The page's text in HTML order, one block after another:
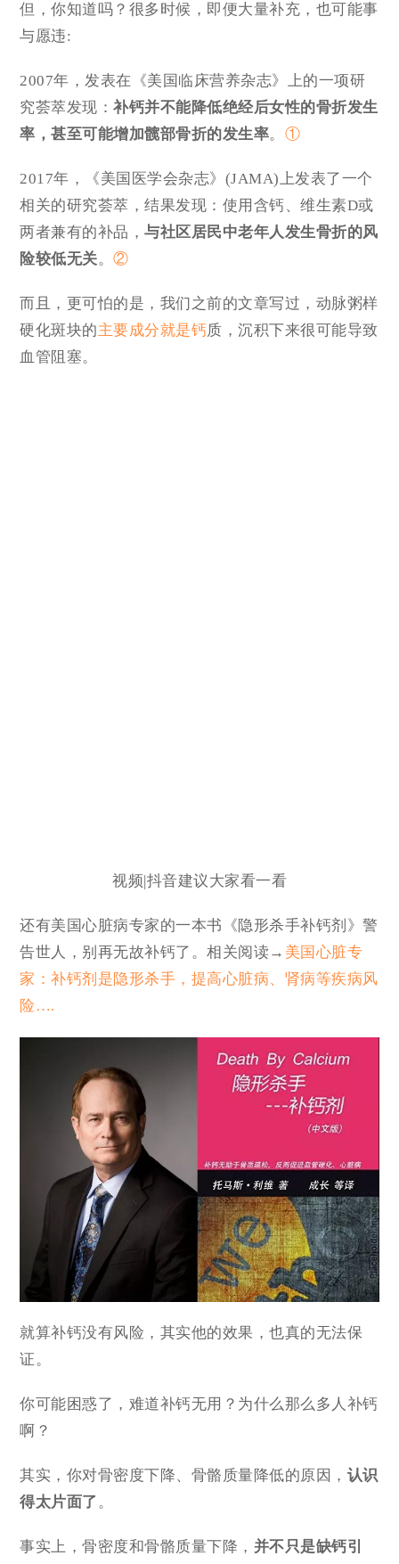
但，你知道吗？很多时候，即便大量补充，也可能事
与愿违:
2007年，发表在《美国临床营养杂志》上的一项研
究荟萃发现：补钙并不能降低绝经后女性的骨折发生
率，甚至可能增加髋部骨折的发生率。 ①
2017年，《美国医学会杂志》(JAMA)上发表了一个
相关的研究荟萃，结果发现：使用含钙、维生素D或
两者兼有的补品，与社区居民中老年人发生骨折的风
险较低无关。②
而且，更可怕的是，我们之前的文章写过，动脉粥样
硬化斑块的主要成分就是钙质，沉积下来很可能导致
血管阻塞。
视频|抖音建议大家看一看
还有美国心脏病专家的一本书《隐形杀手补钙剂》警
告世人，别再无故补钙了。相关阅读→ 美国心脏专
家：补钙剂是隐形杀手，提高心脏病、肾病等疾病风
险….
就算补钙没有风险，其实他的效果，也真的无法保
证。
你可能困惑了，难道补钙无用？为什么那么多人补钙
啊？
其实，你对骨密度下降、骨骼质量降低的原因， 认识
得太片面了 。
事实上，骨密度和骨骼质量下降， 并不只是缺钙引